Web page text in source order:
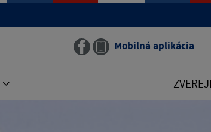
Mobilná aplikácia